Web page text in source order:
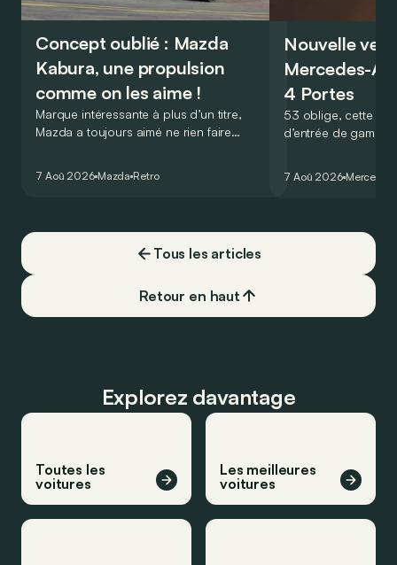
Concept oublié : Mazda
Kabura, une propulsion
comme on les aime !
Marque intéressante à plus d’un titre,
Mazda a toujours aimé ne rien faire
de la plus belle des manières…
7 Aoû 2026 Mazda Retro
Nouvelle
Mercedes-
4 Portes
53 oblige, cette
d’entrée de
moins…
7 Aoû 2026 Mercedes
Tous les articles
Retour en haut
Explorez davantage
Toutes les
voitures
Les meilleures
voitures